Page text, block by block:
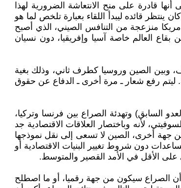
قادرة على منح الانتعاشة الضرورية لهذا
ينتظر قائده ليبدأ اللقاء بعبارة تلخص لما هو
أمريكا منزعجة من التنافس الصيني، الذي أصبح
بقاع العالم خاصة آسيا وإفريقيا، دون نسيان
وبين الصين وروسيا كطرف ثاني، وذلك بغية
ليتم رفع شعار ـ مرة أخرى ـ الدفاع عن حقوق
السابق) وتهدئة الصراع بين فرنسا وتركيا،
لأنه وباختصار العلاقات الاقتصادية جد
جهة أخرى، الصين لا تسعى إلى نقل نموذجها
دون شروط تغيير البنيات الاقتصادية أو
على الأقل في الأمد القصير والمتوسط.
أن الصراع سيكون من جهة رقميا، أو ما اصطلح